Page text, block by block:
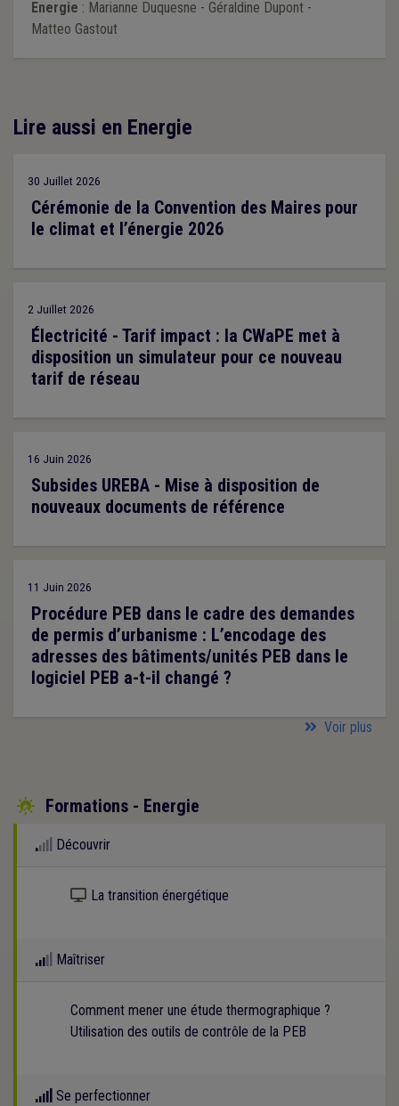
Energie : Marianne Duquesne - Géraldine Dupont -
Matteo Gastout
Lire aussi en Energie
30 Juillet 2026
Cérémonie de la Convention des Maires pour
le climat et l’énergie 2026
2 Juillet 2026
Électricité - Tarif impact : la CWaPE met à
disposition un simulateur pour ce nouveau
tarif de réseau
16 Juin 2026
Subsides UREBA - Mise à disposition de
nouveaux documents de référence
11 Juin 2026
Procédure PEB dans le cadre des demandes
de permis d’urbanisme : L’encodage des
adresses des bâtiments/unités PEB dans le
logiciel PEB a-t-il changé ?
Voir plus
 Formations - Energie
Découvrir
Kit numérique gratuit
La transition énergétique
Maîtriser
Comment mener une étude thermographique ?
Utilisation des outils de contrôle de la PEB
Se perfectionner